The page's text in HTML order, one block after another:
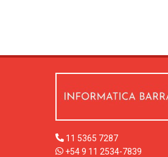
11 5365 7287
+54 9 11 2534-7839